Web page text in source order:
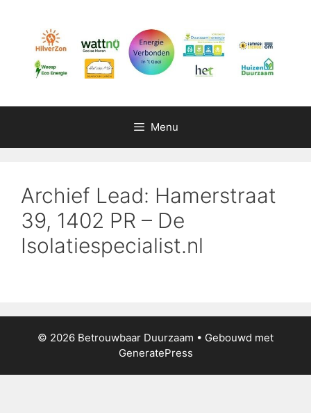
inhoud
Menu
Archief Lead: Hamerstraat
39, 1402 PR – De
Isolatiespecialist.nl
© 2026 Betrouwbaar Duurzaam • Gebouwd met
GeneratePress